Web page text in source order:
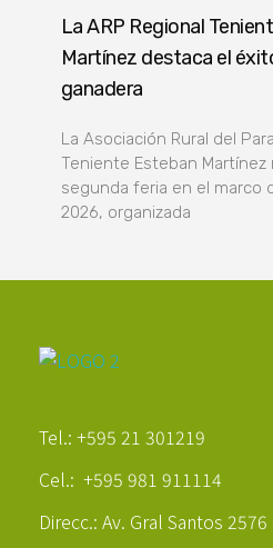
La ARP Regional
Martínez destaca el
ganadera
La Asociación Rural del
Teniente Esteban
segunda feria en el marco
2026, organizada
Tel.: +595 21 301219
Cel.: +595 981 911114
Direcc.: Av. Gral Santos